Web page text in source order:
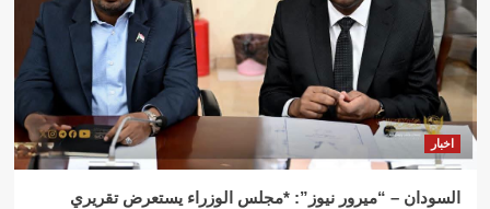
اخبار
السودان – “ميرور نيوز”: *مجلس الوزراء يستعرض تقريري